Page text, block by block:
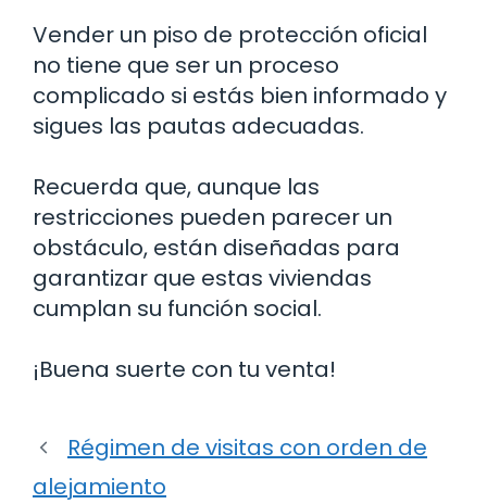
Vender un piso de protección oficial
no tiene que ser un proceso
complicado si estás bien informado y
sigues las pautas adecuadas.
Recuerda que, aunque las
restricciones pueden parecer un
obstáculo, están diseñadas para
garantizar que estas viviendas
cumplan su función social.
¡Buena suerte con tu venta!
Régimen de visitas con orden de
alejamiento